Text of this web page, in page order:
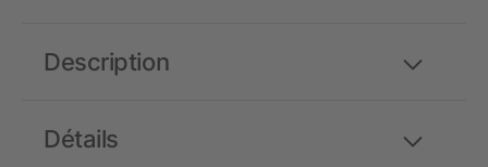
Détails
Description